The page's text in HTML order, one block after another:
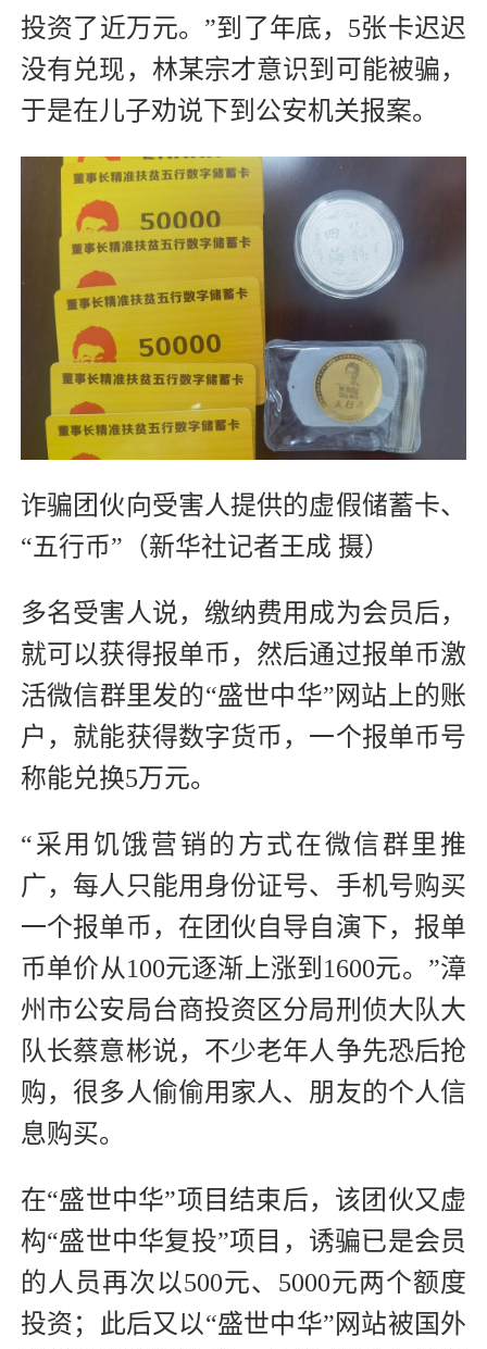
投资了近万元。”到了年底，5张卡迟迟
没有兑现，林某宗才意识到可能被骗，
于是在儿子劝说下到公安机关报案。
诈骗团伙向受害人提供的虚假储蓄卡、
“五行币”（新华社记者王成 摄）
多名受害人说，缴纳费用成为会员后，
就可以获得报单币，然后通过报单币激
活微信群里发的“盛世中华”网站上的账
户，就能获得数字货币，一个报单币号
称能兑换5万元。
“采用饥饿营销的方式在微信群里推
广，每人只能用身份证号、手机号购买
一个报单币，在团伙自导自演下，报单
币单价从100元逐渐上涨到1600元。”漳
州市公安局台商投资区分局刑侦大队大
队长蔡意彬说，不少老年人争先恐后抢
购，很多人偷偷用家人、朋友的个人信
息购买。
在“盛世中华”项目结束后，该团伙又虚
构“盛世中华复投”项目，诱骗已是会员
的人员再次以500元、5000元两个额度
投资；此后又以“盛世中华”网站被国外